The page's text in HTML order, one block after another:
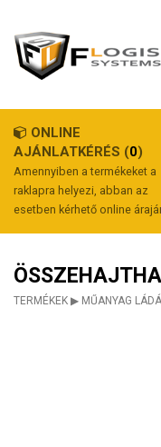
ONLINE
AJÁNLATKÉRÉS (0)
Amennyiben a termékeket a
raklapra helyezi, abban az
esetben kérhető online
TERMÉKEK ▶ MŰANYAG